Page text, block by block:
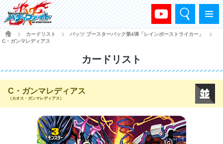
メニュー
検索
HOME
カードリスト バッツ ブースターパック第4弾「レインボーストライカー」
C・ガンマレディアス
カードリスト
C・ガンマレディアス
（カオス・ガンマレディアス）